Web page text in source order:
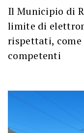
Il Municipio di
limite di
rispettati,
competenti